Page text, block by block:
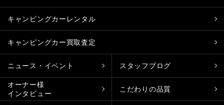
キャンピングカーレンタル
キャンピングカー買取査定
ニュース・イベント スタッフブログ
オーナー様
インタビュー
こだわりの品質